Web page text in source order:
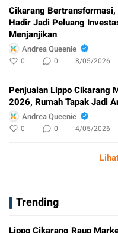
Cikarang Bertransformasi,
Hadir Jadi Peluang
Menjanjikan
Andrea Queenie
0 0 8/05/2026
Penjualan Lippo Cikarang
2026, Rumah Tapak Jadi
Andrea Queenie
0 0 4/05/2026
Trending